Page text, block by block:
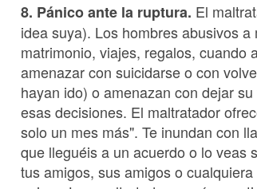
8. Pánico ante la ruptura. El
idea suya). Los hombres abusivos
matrimonio, viajes, regalos, cuando
amenazar con suicidarse o con
hayan ido) o amenazan con dejar
esas decisiones. El maltratador
solo un mes más". Te inundan con
que lleguéis a un acuerdo o lo veas
tus amigos, sus amigos o